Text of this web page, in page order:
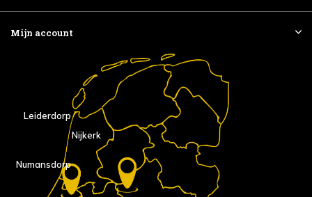
Mijn account
Nijkerk
Numansdorp
Leiderdorp